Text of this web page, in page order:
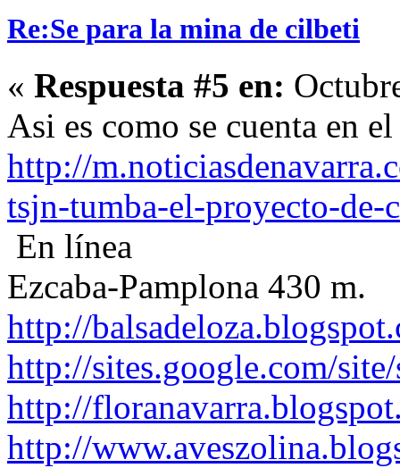
Re:Se para la mina de cilbeti
« Respuesta #5 en:
Asi es como se cuenta en
http://
tsjn-tumba-el-proyecto-
En línea
Ezcaba-Pamplona 430 m.
http://
http://sites.google.com/
http://
http://